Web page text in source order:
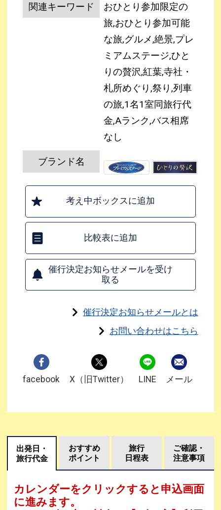
関連キーワード
おひとり参加限定の
旅,おひとり参加可能
な旅,グルメ,絶景,プレ
ミアムステージ,ひと
りの贅沢,紅葉,寺社・
札所めぐり,祭り,列車
の旅,1名1室同旅行代
金,Aランク,バス相席
なし
ブランド名
考え中ボックスに追加
比較表に追加
催行決定お知らせメールを受け
取る
催行決定お知らせメールとは
お問い合わせはこちら
facebook X（旧Twitter） LINE メール
出発日・
旅行代金
おすすめ
ポイント
旅行
日程表
ご確認・
注意事項
カレンダーをクリックすると申込画面
に進みます。